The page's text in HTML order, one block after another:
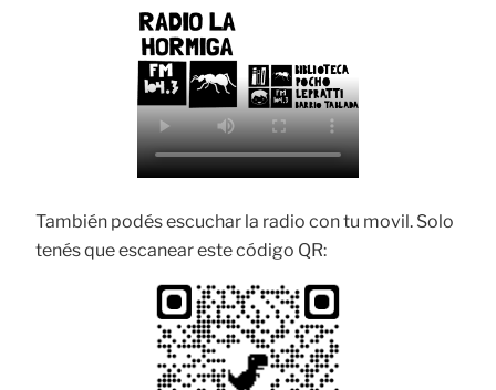
También podés escuchar la radio con tu movil. Solo
tenés que escanear este código QR: